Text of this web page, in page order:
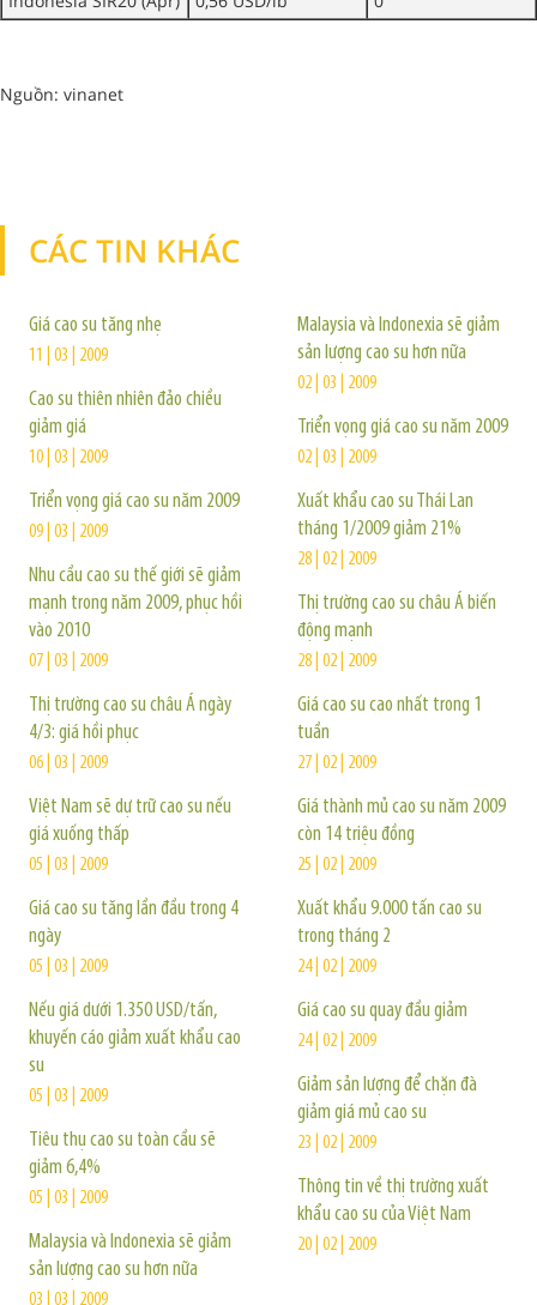
Nguồn: vinanet
CÁC TIN KHÁC
Giá cao su tăng nhẹ
11 | 03 | 2009
Cao su thiên nhiên đảo chiều
giảm giá
10 | 03 | 2009
Triển vọng giá cao su năm 2009
09 | 03 | 2009
Nhu cầu cao su thế giới sẽ giảm
mạnh trong năm 2009, phục hồi
vào 2010
07 | 03 | 2009
Thị trường cao su châu Á ngày
4/3: giá hồi phục
06 | 03 | 2009
Việt Nam sẽ dự trữ cao su nếu
giá xuống thấp
05 | 03 | 2009
Giá cao su tăng lần đầu trong 4
ngày
05 | 03 | 2009
Nếu giá dưới 1.350 USD/tấn,
khuyến cáo giảm xuất khẩu cao
su
05 | 03 | 2009
Tiêu thụ cao su toàn cầu sẽ
giảm 6,4%
05 | 03 | 2009
Malaysia và Indonexia sẽ giảm
sản lượng cao su hơn nữa
03 | 03 | 2009
Malaysia và Indonexia sẽ giảm
sản lượng cao su hơn nữa
02 | 03 | 2009
Triển vọng giá cao su năm 2009
02 | 03 | 2009
Xuất khẩu cao su Thái Lan
tháng 1/2009 giảm 21%
28 | 02 | 2009
Thị trường cao su châu Á biến
động mạnh
28 | 02 | 2009
Giá cao su cao nhất trong 1
tuần
27 | 02 | 2009
Giá thành mủ cao su năm 2009
còn 14 triệu đồng
25 | 02 | 2009
Xuất khẩu 9.000 tấn cao su
trong tháng 2
24 | 02 | 2009
Giá cao su quay đầu giảm
24 | 02 | 2009
Giảm sản lượng để chặn đà
giảm giá mủ cao su
23 | 02 | 2009
Thông tin về thị trường xuất
khẩu cao su của Việt Nam
20 | 02 | 2009